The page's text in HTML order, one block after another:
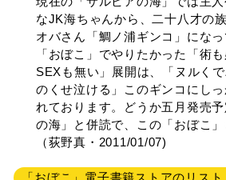
なJK海ちゃんから、二十八才の
オバさん「鯛ノ浦ギンコ」になっ
「おぼこ」でやりたかった「術
SEXも無い」展開は、「ヌルく
のくせ泣ける」このギンコにし
れております。どうか五月発売
の海」と併読で、この「おぼこ」
（荻野真・2011/01/07)
「おぼこ」電子書籍ストアのリスト